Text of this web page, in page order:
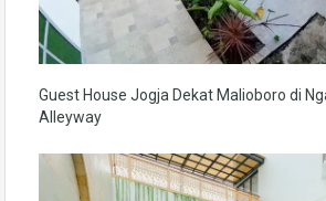
Guest House Jogja Dekat Malioboro di
Alleyway